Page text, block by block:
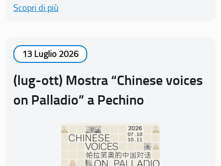
Scopri di più
13 Luglio 2026
(lug-ott) Mostra “Chinese voices
on Palladio” a Pechino